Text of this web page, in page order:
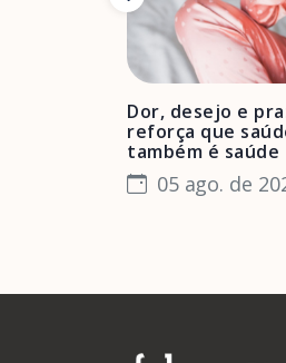
Dor, desejo e
reforça que
também é saúde
05 ago. de